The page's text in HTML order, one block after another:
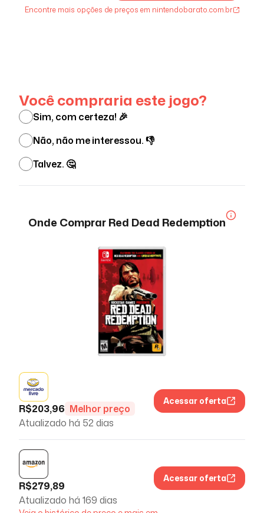
Encontre mais opções de preços em nintendobarato.com.br
Você compraria este jogo?
Sim, com certeza! 🎉
Não, não me interessou. 👎
Talvez. 🤔
Onde ComprarRed Dead Redemption
R$203,96 Melhor preço
Atualizado há 52 dias
Acessar oferta
R$279,89
Atualizado há 169 dias
Acessar oferta